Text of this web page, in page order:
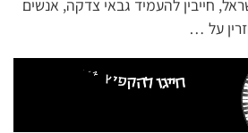
חייבין להעמיד גבאי צדקה, אנשים
על …